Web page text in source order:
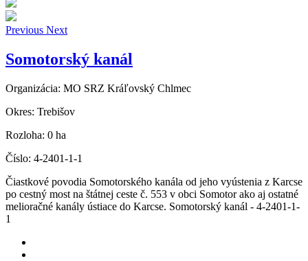
Previous Next
Somotorský kanál
Organizácia: MO SRZ Kráľovský Chlmec
Okres: Trebišov
Rozloha: 0 ha
Číslo: 4-2401-1-1
Čiastkové povodia Somotorského kanála od jeho vyústenia z Karcse
po cestný most na štátnej ceste č. 553 v obci Somotor ako aj ostatné
melioračné kanály ústiace do Karcse. Somotorský kanál - 4-2401-1-
1